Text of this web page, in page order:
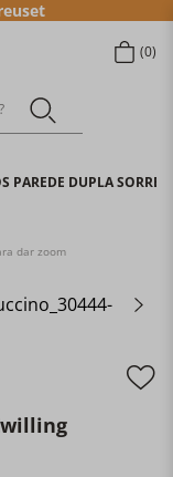
0
PAREDE DUPLA
dar zoom